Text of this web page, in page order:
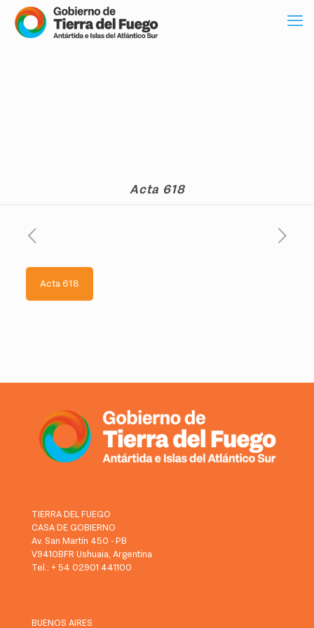
Acta 618
Acta 618
TIERRA DEL FUEGO
CASA DE GOBIERNO
Av. San Martín 450 - PB
V9410BFR Ushuaia, Argentina
Tel.: + 54 02901 441100
BUENOS AIRES